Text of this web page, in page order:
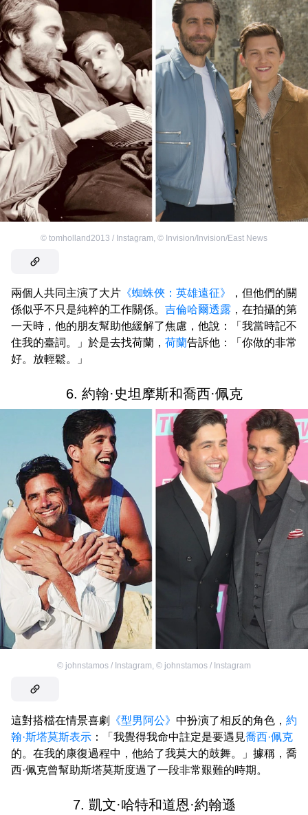
© tomholland2013 / Instagram © Invision/Invision/East News
兩個人共同主演了大片 《蜘蛛俠：英雄遠征》
，但他們的關
係似乎不只是純粹的工作關係。 吉倫哈爾透露 ，在拍攝的第
一天時，他的朋友幫助他緩解了焦慮，他說：「我當時記不
住我的臺詞。」於是去找荷蘭， 荷蘭告訴他：「你做的非常
好。放輕鬆。」
6. 約翰·史坦摩斯和喬西·佩克
© johnstamos / Instagram, © johnstamos / Instagram
這對搭檔在情景喜劇 《型男阿公》 中扮演了相反的角色， 約
翰·斯塔莫斯表示 ：「我覺得我命中註定是要遇見喬西·佩克
的。在我的康復過程中，他給了我莫大的鼓舞。」據稱，喬
西·佩克曾幫助斯塔莫斯度過了一段非常艱難的時期。
7. 凱文·哈特和道恩·約翰遜